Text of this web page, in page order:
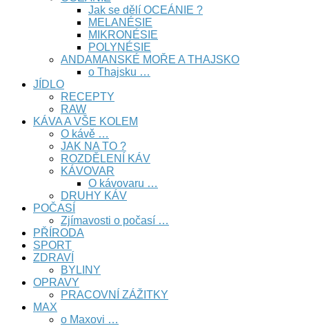
Jak se dělí OCEÁNIE ?
MELANÉSIE
MIKRONÉSIE
POLYNÉSIE
ANDAMANSKÉ MOŘE A THAJSKO
o Thajsku …
JÍDLO
RECEPTY
RAW
KÁVA A VŠE KOLEM
O kávě …
JAK NA TO ?
ROZDĚLENÍ KÁV
KÁVOVAR
O kávovaru …
DRUHY KÁV
POČASÍ
Zjímavosti o počasí …
PŘÍRODA
SPORT
ZDRAVÍ
BYLINY
OPRAVY
PRACOVNÍ ZÁŽITKY
MAX
o Maxovi …